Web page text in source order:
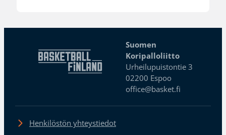
Suomen
Koripalloliitto
Urheilupuistontie 3
02200 Espoo
office@basket.fi
Henkilöstön yhteystiedot